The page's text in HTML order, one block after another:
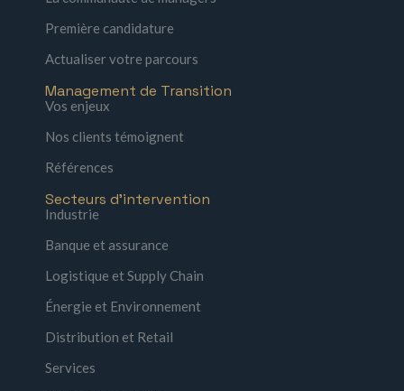
Première candidature
Actualiser votre parcours
Management de Transition
Vos enjeux
Nos clients témoignent
Références
Secteurs d'intervention
Industrie
Banque et assurance
Logistique et Supply Chain
Énergie et Environnement
Distribution et Retail
Services